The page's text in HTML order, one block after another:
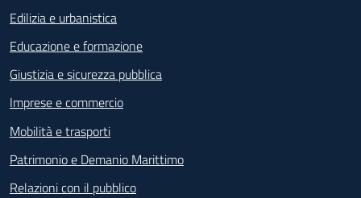
Edilizia e urbanistica
Educazione e formazione
Giustizia e sicurezza pubblica
Imprese e commercio
Mobilità e trasporti
Patrimonio e Demanio Marittimo
Relazioni con il pubblico